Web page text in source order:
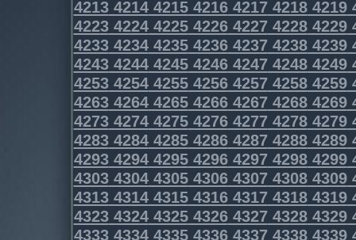
4213421442154216421742184219
4223422442254226422742284229
4233423442354236423742384239
4243424442454246424742484249
4253425442554256425742584259
4263426442654266426742684269
4273427442754276427742784279
4283428442854286428742884289
4293429442954296429742984299
4303430443054306430743084309
4313431443154316431743184319
4323432443254326432743284329
4333433443354336433743384339